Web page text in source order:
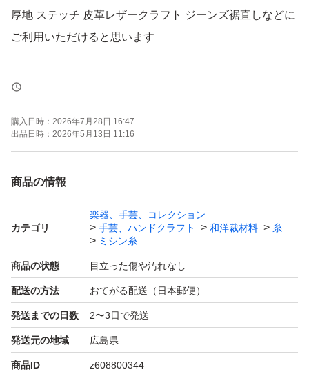
厚地 ステッチ 皮革レザークラフト ジーンズ裾直しなどに
ご利用いただけると思います
購入日時： 2026年7月28日 16:47
出品日時： 2026年5月13日 11:16
商品の情報
カテゴリ
楽器、手芸、コレクション
手芸、ハンドクラフト
和洋裁材料
糸
ミシン糸
商品の状態 目立った傷や汚れなし
配送の方法 おてがる配送（日本郵便）
発送までの日数 2〜3日で発送
発送元の地域 広島県
商品ID z608800344